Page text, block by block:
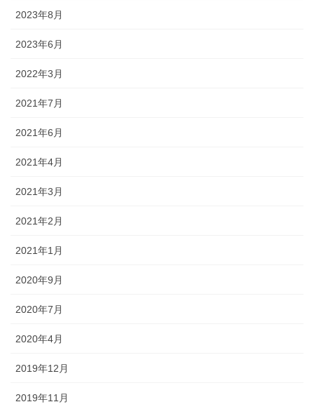
2023年8月
2023年6月
2022年3月
2021年7月
2021年6月
2021年4月
2021年3月
2021年2月
2021年1月
2020年9月
2020年7月
2020年4月
2019年12月
2019年11月